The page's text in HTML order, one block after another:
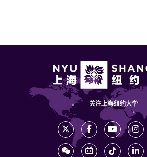
关注上海纽约大学